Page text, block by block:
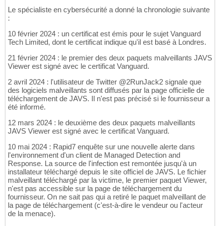
Le spécialiste en cybersécurité a donné la chronologie suivante
:
10 février 2024 : un certificat est émis pour le sujet Vanguard
Tech Limited, dont le certificat indique qu'il est basé à Londres.
21 février 2024 : le premier des deux paquets malveillants JAVS
Viewer est signé avec le certificat Vanguard.
2 avril 2024 : l'utilisateur de Twitter @2RunJack2 signale que
des logiciels malveillants sont diffusés par la page officielle de
téléchargement de JAVS. Il n'est pas précisé si le fournisseur a
été informé.
12 mars 2024 : le deuxième des deux paquets malveillants
JAVS Viewer est signé avec le certificat Vanguard.
10 mai 2024 : Rapid7 enquête sur une nouvelle alerte dans
l'environnement d'un client de Managed Detection and
Response. La source de l'infection est remontée jusqu'à un
installateur téléchargé depuis le site officiel de JAVS. Le fichier
malveillant téléchargé par la victime, le premier paquet Viewer,
n'est pas accessible sur la page de téléchargement du
fournisseur. On ne sait pas qui a retiré le paquet malveillant de
la page de téléchargement (c'est-à-dire le vendeur ou l'acteur
de la menace).